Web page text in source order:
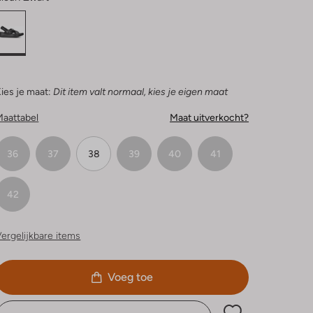
je maat: Dit item valt normaal, kies je eigen maat
Maat uitverkocht?
36 37 38 39 40 41
42
items
Voeg toe